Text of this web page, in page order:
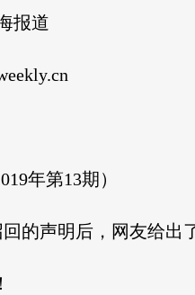
报道
年第13期）
的声明后，网友给出